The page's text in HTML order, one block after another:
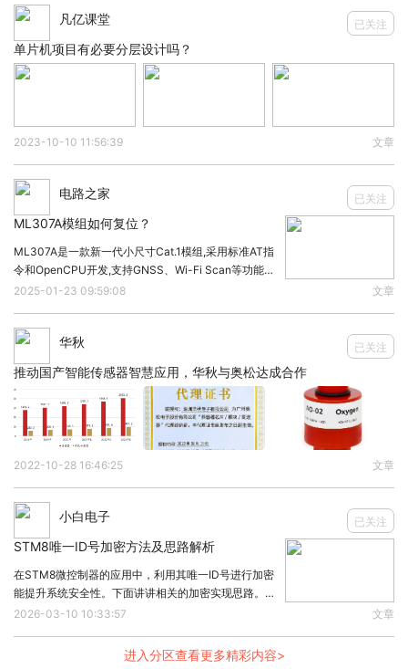
也可以从i.MXRT的DQS引脚loopback（回环）。
再来看FlexSPI的输出时序图（FlexSPI给Flash发送
DDR模式，Flash器件需要在SCK的上沿和下沿都去
1.2
Fast Read Quad I/O DTR时序
了解了SDR与DDR模式区别，我们再来看
Quad I/O Read DDR传输序列，它由CMD_SDR +
RADDR_DDR + MODE8_DDR + DUMMY_DDR +
LEARN_DDR（可选） + READ_DDR + STOP七个子
序列组成，如下表所示。
Note: 特别注意，虽然存在CMD_DDR子序列，但
Quad I/O Read DDR传输下发送命令规定使用
CMD_SDR子序列。
从引脚信号上来看，完整Quad I/O Read DDR传输时
序如下图所示。下图是以两片四线S25FS512S组
parallel mode（八线）来示例的。如果是常见的
individual mode，我们仅关注PCSA1相关的信号时
序即可。
1.3 DTR
叫事在人为，如果你要做一件事学一门技术，没想好之
前就不要开始
凡亿课堂 已关注
单片机项目有必要分层设计吗？
2023-10-10 11:56:39 文章
电路之家 已关注
ML307A模组如何复位？
ML307A是一款新一代小尺寸Cat.1模组,采用标准AT指
令和OpenCPU开发,支持GNSS、Wi-Fi Scan等功能。
可以广泛应用于各种消费级、工业级产品上。1、GPIO
将PI
2025-01-23 09:59:08 文章
华秋 已关注
推动国产智能传感器智慧应用，华秋与奥松达成合作
2022-10-28 16:46:25 文章
小白电子 已关注
STM8唯一ID号加密方法及思路解析
在STM8微控制器的应用中，利用其唯一ID号进行加密
能提升系统安全性。下面讲讲相关的加密实现思路。
1、唯一ID号获取STM8芯片内部有唯一的96位ID号，
个芯片的ID号都不同，如同芯片的“身份
2026-03-10 10:33:57 文章
进入分区查看更多精彩内容>